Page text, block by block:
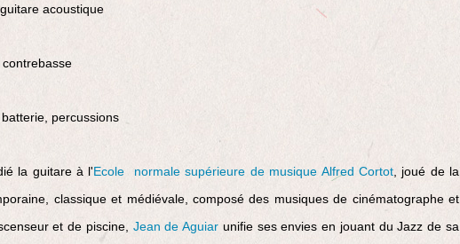
acoustique
percussions
la guitare à l'Ecole normale supérieure de musique Alfred Cortot, joué de la
classique et médiévale, composé des musiques de cinématographe et
et de piscine, Jean de Aguiar unifie ses envies en jouant du Jazz de sa